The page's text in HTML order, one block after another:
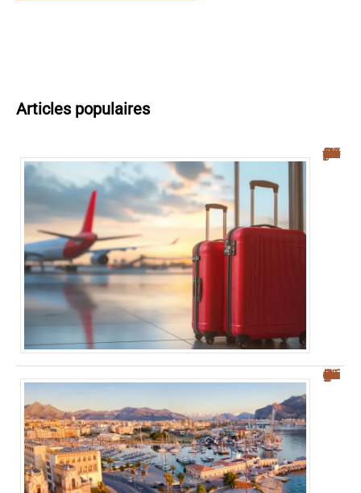
Articles populaires
Navette aéroport Palerme : guide complet pour un transfert facile vers le centre-ville
Où se garer à Palerme : guide pratique pour éviter la ZTL